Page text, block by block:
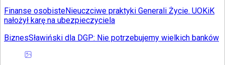
Finanse osobisteNieuczciwe praktyki Generali Życie. UOKiK
nałożył karę na ubezpieczyciela
BiznesSławiński dla DGP: Nie potrzebujemy wielkich banków